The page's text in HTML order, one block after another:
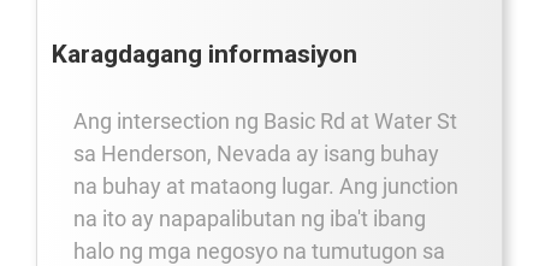
Karagdagang informasiyon
Ang intersection ng Basic Rd at Water St
sa Henderson, Nevada ay isang buhay
na buhay at mataong lugar. Ang junction
na ito ay napapalibutan ng iba't ibang
halo ng mga negosyo na tumutugon sa